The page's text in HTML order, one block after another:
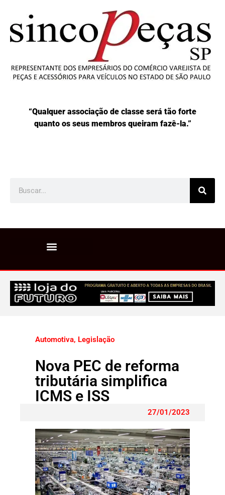
“Qualquer associação de classe será tão forte
quanto os seus membros queiram fazê-la.”
Automotiva, Legislação
Nova PEC de reforma
tributária simplifica
ICMS e ISS
27/01/2023